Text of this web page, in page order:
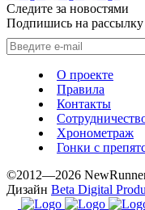
Следите за новостями
Подпишись на рассылку
О проекте
Правила
Контакты
Хронометраж
Гонки с
©2012—2026
Дизайн Beta Digital